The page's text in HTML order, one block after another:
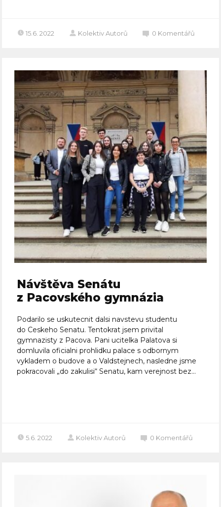
15.6. 2022 Kolektiv Autorů 0 Komentářů
Návštěva Senátu
z Pacovského gymnázia
Podarilo se uskutecnit dalsi navstevu studentu
do Ceskeho Senatu. Tentokrat jsem privital
gymnazisty z Pacova. Pani ucitelka Palatova si
domluvila oficialni prohlidku palace s odbornym
vykladem o budove a o Valdstejnech, nasledne jsme
pokracovali „do zakulisi“ Senatu, kam verejnost bez...
5.6. 2022 Kolektiv Autorů 0 Komentářů